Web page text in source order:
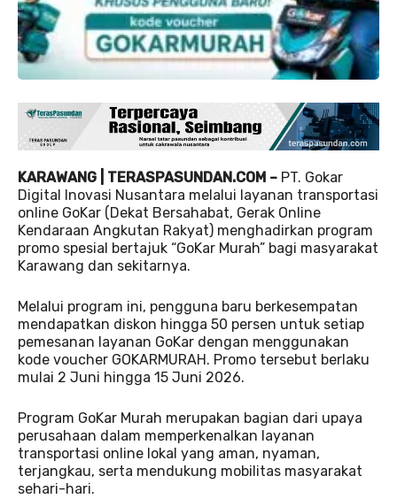
KARAWANG | TERASPASUNDAN.COM – PT. Gokar
Digital Inovasi Nusantara melalui layanan transportasi
online GoKar (Dekat Bersahabat, Gerak Online
Kendaraan Angkutan Rakyat) menghadirkan program
promo spesial bertajuk “GoKar Murah” bagi masyarakat
Karawang dan sekitarnya.
Melalui program ini, pengguna baru berkesempatan
mendapatkan diskon hingga 50 persen untuk setiap
pemesanan layanan GoKar dengan menggunakan
kode voucher GOKARMURAH. Promo tersebut berlaku
mulai 2 Juni hingga 15 Juni 2026.
Program GoKar Murah merupakan bagian dari upaya
perusahaan dalam memperkenalkan layanan
transportasi online lokal yang aman, nyaman,
terjangkau, serta mendukung mobilitas masyarakat
sehari-hari.